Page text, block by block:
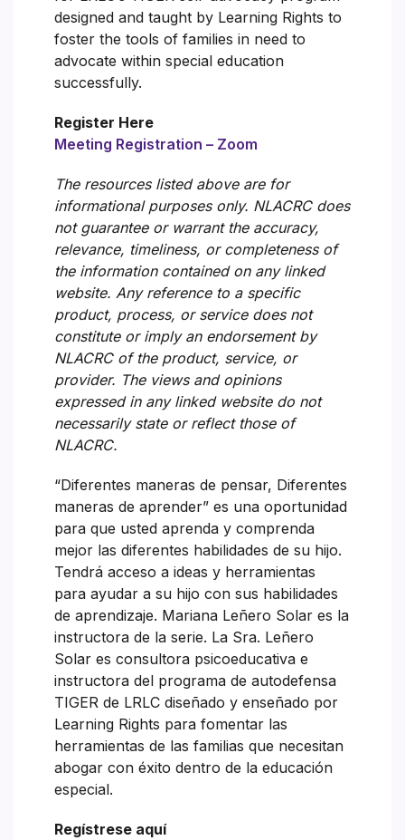
designed and taught by Learning Rights to
foster the tools of families in need to
advocate within special education
successfully.
Register Here
Meeting Registration – Zoom
The resources listed above are for
informational purposes only. NLACRC does
not guarantee or warrant the accuracy,
relevance, timeliness, or completeness of
the information contained on any linked
website. Any reference to a specific
product, process, or service does not
constitute or imply an endorsement by
NLACRC of the product, service, or
provider. The views and opinions
expressed in any linked website do not
necessarily state or reflect those of
NLACRC.
“Diferentes maneras de pensar, Diferentes
maneras de aprender” es una oportunidad
para que usted aprenda y comprenda
mejor las diferentes habilidades de su hijo.
Tendrá acceso a ideas y herramientas
para ayudar a su hijo con sus habilidades
de aprendizaje. Mariana Leñero Solar es la
instructora de la serie. La Sra. Leñero
Solar es consultora psicoeducativa e
instructora del programa de autodefensa
TIGER de LRLC diseñado y enseñado por
Learning Rights para fomentar las
herramientas de las familias que necesitan
abogar con éxito dentro de la educación
especial.
Regístrese aquí